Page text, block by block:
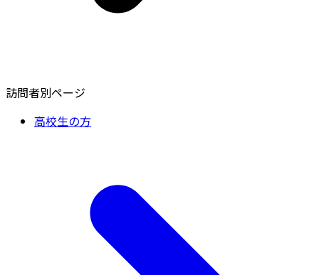
訪問者別ページ
高校生の方